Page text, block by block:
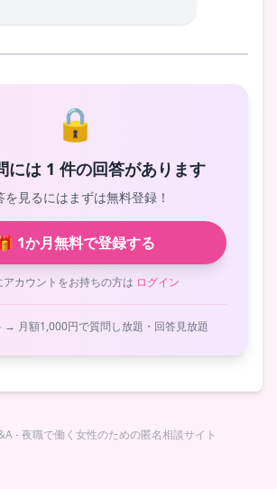
🔒
には 1 件の回答があります
を見るにはまずは無料登録！
1か月無料で登録する
アカウントをお持ちの方は ログイン
→ 月額1,000円で質問し放題・回答見放題
- 夜職で働く女性のための匿名相談サイト